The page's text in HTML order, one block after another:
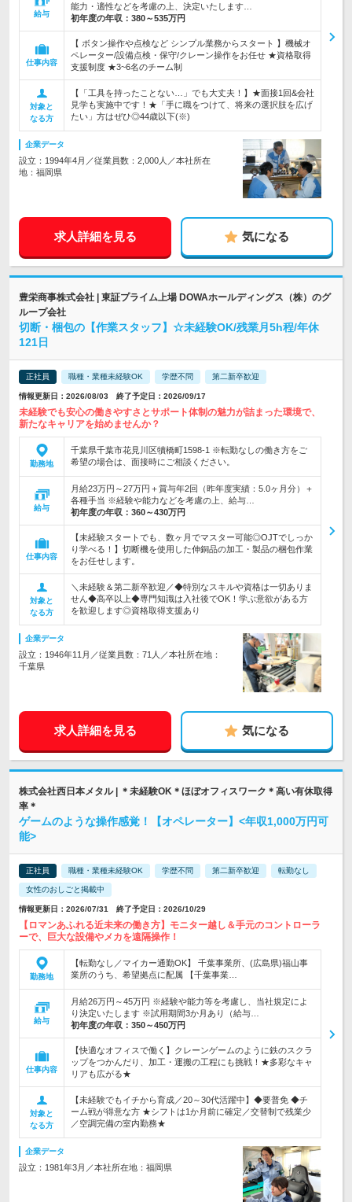
給与
能力・適性などを考慮の上、決定いたします…
初年度の年収： 380～535万円
仕事内容
【 ボタン操作や点検など シンプル業務からスタート 】機械オ
ペレーター/設備点検・保守/クレーン操作をお任せ ★資格取得
支援制度 ★3~6名のチーム制
対象と
なる方
【「工具を持ったことない…」でも大丈夫！】★面接1回&会社
見学も実施中です！★「手に職をつけて、将来の選択肢を広げ
たい」方はぜひ◎44歳以下(※)
企業データ
設立：1994年4月／従業員数：2,000人／本社所在
地：福岡県
求人詳細を見る 気になる
豊栄商事株式会社 | 東証プライム上場 DOWAホールディングス（株）のグ
ループ会社
切断・梱包の【作業スタッフ】☆未経験OK/残業月5h程/年休
121日
正社員 職種・業種未経験OK 学歴不問 第二新卒歓迎
情報更新日：2026/08/03 終了予定日：2026/09/17
未経験でも安心の働きやすさとサポート体制の魅力が詰まった環境で、
新たなキャリアを始めませんか？
勤務地
千葉県千葉市花見川区犢橋町1598-1 ※転勤なしの働き方をご
希望の場合は、面接時にご相談ください。
給与
月給23万円～27万円＋賞与年2回（昨年度実績：5.0ヶ月分）＋
各種手当 ※経験や能力などを考慮の上、給与…
初年度の年収： 360～430万円
仕事内容
【未経験スタートでも、数ヶ月でマスター可能◎OJTでしっか
り学べる！】切断機を使用した伸銅品の加工・製品の梱包作業
をお任せします。
対象と
なる方
＼未経験＆第二新卒歓迎／◆特別なスキルや資格は一切ありま
せん◆高卒以上◆専門知識は入社後でOK！学ぶ意欲がある方
を歓迎します◎資格取得支援あり
企業データ
設立：1946年11月／従業員数：71人／本社所在地：
千葉県
求人詳細を見る 気になる
株式会社西日本メタル | ＊未経験OK＊ほぼオフィスワーク＊高い有休取得
率＊
ゲームのような操作感覚！【オペレーター】<年収1,000万円可
能>
正社員 職種・業種未経験OK 学歴不問 第二新卒歓迎 転勤なし
女性のおしごと掲載中
情報更新日：2026/07/31 終了予定日：2026/10/29
【ロマンあふれる近未来の働き方】モニター越し＆手元のコントローラ
ーで、巨大な設備やメカを遠隔操作！
勤務地
【転勤なし／マイカー通勤OK】 千葉事業所、(広島県)福山事
業所のうち、希望拠点に配属 【千葉事業…
給与
月給26万円～45万円 ※経験や能力等を考慮し、当社規定によ
り決定いたします ※試用期間3か月あり（給与…
初年度の年収： 350～450万円
仕事内容
【快適なオフィスで働く】クレーンゲームのように鉄のスクラ
ップをつかんだり、加工・運搬の工程にも挑戦！★多彩なキャ
リアも広がる★
対象と
なる方
【未経験でもイチから育成／20～30代活躍中】◆要普免 ◆チ
ーム戦が得意な方 ★シフトは1か月前に確定／交替制で残業少
／空調完備の室内勤務★
企業データ
設立：1981年3月／本社所在地：福岡県